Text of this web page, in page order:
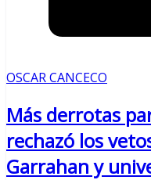
OSCAR CANCECO
Más derrotas
rechazó los
Garrahan y